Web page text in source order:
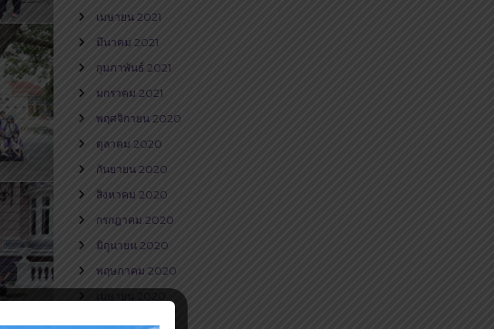
เมษายน 2021
มีนาคม 2021
กุมภาพันธ์ 2021
มกราคม 2021
พฤศจิกายน 2020
ตุลาคม 2020
กันยายน 2020
สิงหาคม 2020
กรกฎาคม 2020
มิถุนายน 2020
พฤษภาคม 2020